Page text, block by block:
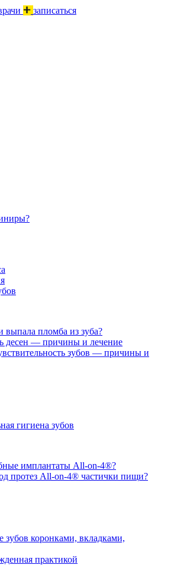
записаться
выпала пломба из зуба?
десен — причины и лечение
зубов — причины и
гигиена зубов
имплантаты All-on-4®?
протез All-on-4® частички пищи?
зубов коронками, вкладками,
практикой